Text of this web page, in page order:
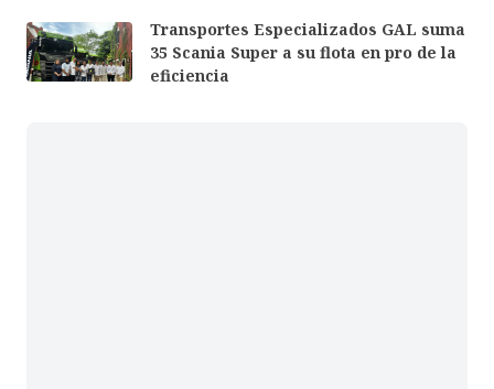
Transportes Especializados GAL suma
35 Scania Super a su flota en pro de la
eficiencia